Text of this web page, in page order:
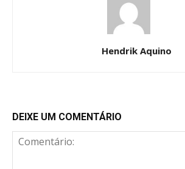
Hendrik Aquino
DEIXE UM COMENTÁRIO